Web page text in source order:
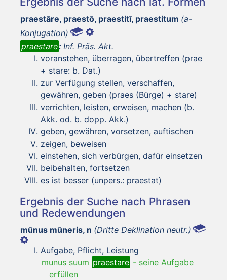
praestāre, praestō, praestitī, praestitum (a-
Konjugation)
praestare: Inf. Präs. Akt.
voranstehen, überragen, übertreffen (prae
+ stare: b. Dat.)
zur Verfügung stellen, verschaffen,
gewähren, geben (praes (Bürge) + stare)
verrichten, leisten, erweisen, machen (b.
Akk. od. b. dopp. Akk.)
geben, gewähren, vorsetzen, auftischen
zeigen, beweisen
einstehen, sich verbürgen, dafür einsetzen
beibehalten, fortsetzen
es ist besser (unpers.: praestat)
Ergebnis der Suche nach Phrasen
und Redewendungen
mūnus mūneris, n (Dritte Deklination neutr.)
Aufgabe, Pflicht, Leistung
munus suum praestare - seine Aufgabe
erfüllen